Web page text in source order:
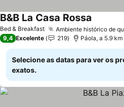
Bed & Breakfast Ambiente histórico de
B&B La Casa Rossa
9,4 Excelente 219 Páola, a 5.9
Selecione as datas para ver os
exatos.